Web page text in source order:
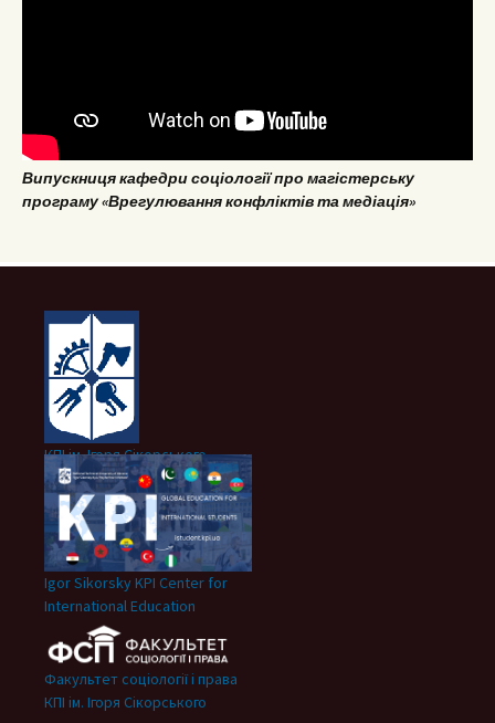
Випускниця кафедри соціології про магістерську
програму «Врегулювання конфліктів та медіація»
КПІ ім. Ігоря Сікорського
Igor Sikorsky KPI Center for
International Education
Факультет соціології і права
КПІ ім. Ігоря Сікорського